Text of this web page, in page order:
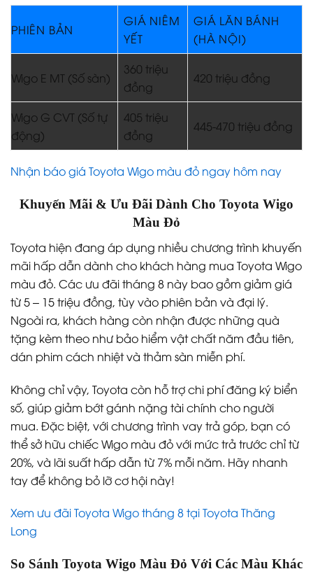
PHIÊN BẢN
GIÁ NIÊM
YẾT
GIÁ LĂN BÁNH
(HÀ NỘI)
Wigo E MT (Số sàn)
360 triệu
đồng
420 triệu đồng
Wigo G CVT (Số tự
động)
405 triệu
đồng
445-470 triệu đồng
Nhận báo giá Toyota Wigo màu đỏ ngay hôm nay
Khuyến Mãi & Ưu Đãi Dành Cho Toyota Wigo
Màu Đỏ
Toyota hiện đang áp dụng nhiều chương trình khuyến
mãi hấp dẫn dành cho khách hàng mua Toyota Wigo
màu đỏ. Các ưu đãi tháng 8 này bao gồm giảm giá
từ 5 – 15 triệu đồng, tùy vào phiên bản và đại lý.
Ngoài ra, khách hàng còn nhận được những quà
tặng kèm theo như bảo hiểm vật chất năm đầu tiên,
dán phim cách nhiệt và thảm sàn miễn phí.
Không chỉ vậy, Toyota còn hỗ trợ chi phí đăng ký biển
số, giúp giảm bớt gánh nặng tài chính cho người
mua. Đặc biệt, với chương trình vay trả góp, bạn có
thể sở hữu chiếc Wigo màu đỏ với mức trả trước chỉ từ
20%, và lãi suất hấp dẫn từ 7% mỗi năm. Hãy nhanh
tay để không bỏ lỡ cơ hội này!
Xem ưu đãi Toyota Wigo tháng 8 tại Toyota Thăng
Long
So Sánh Toyota Wigo Màu Đỏ Với Các Màu Khác